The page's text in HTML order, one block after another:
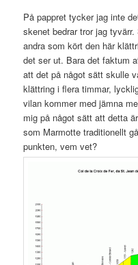
På pappret tycker jag inte
skenet bedrar tror jag
andra som kört den här
det ser ut. Bara det faktum
att det på något sätt skulle
klättring i flera timmar,
vilan kommer med jämna
mig på något sätt att detta
som Marmotte traditionellt
punkten, vem vet?